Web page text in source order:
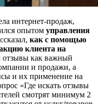
интернет-продаж,
опытом управления
как с помощью
клиента на
отзывы как важный
и продажи, а
и их применение на
«Где искать отзывы
смотрят минимум 2